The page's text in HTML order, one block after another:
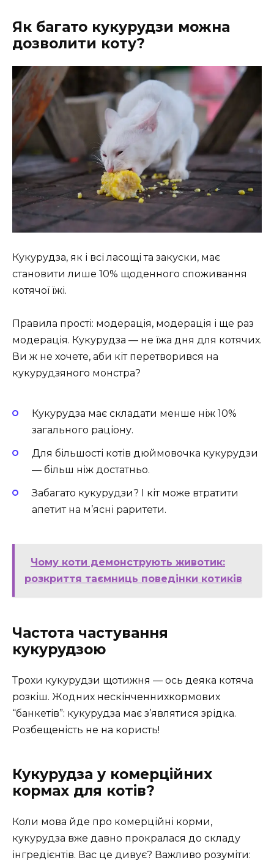
Як багато кукурудзи можна
дозволити коту?
Кукурудза, як і всі ласощі та закуски, має
становити лише 10% щоденного споживання
котячої їжі.
Правила прості: модерація, модерація і ще раз
модерація. Кукурудза — не їжа дня для котячих.
Ви ж не хочете, аби кіт перетворився на
кукурудзяного монстра?
Кукурудза має складати менше ніж 10%
загального раціону.
Для більшості котів дюймовочка кукурудзи
— більш ніж достатньо.
Забагато кукурудзи? І кіт може втратити
апетит на м’ясні раритети.
Чому коти демонструють животик:
розкриття таємниць поведінки котиків
Частота частування
кукурудзою
Трохи кукурудзи щотижня — ось деяка котяча
розкіш. Жодних нескінченнихкормових
“банкетів”: кукурудза має з’являтися зрідка.
Розбещеність не на користь!
Кукурудза у комерційних
кормах для котів?
Коли мова йде про комерційні корми,
кукурудза вже давно прокралася до складу
інгредієнтів. Вас це дивує? Важливо розуміти: